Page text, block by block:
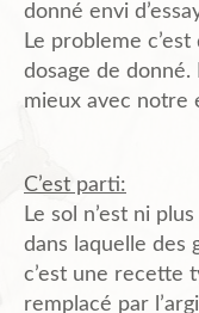
donné envi
Le probleme c’est
dosage de
mieux avec notre
C’est parti:
Le sol n’est ni
dans laquelle des
c’est une recette
remplacé par